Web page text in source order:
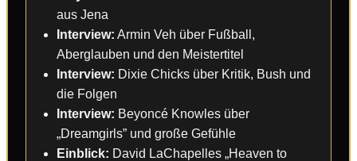
aus Jena
Interview: Armin Veh über Fußball,
Aberglauben und den Meistertitel
Interview: Dixie Chicks über Kritik, Bush und
die Folgen
Interview: Beyoncé Knowles über
„Dreamgirls” und große Gefühle
Einblick: David LaChapelles „Heaven to